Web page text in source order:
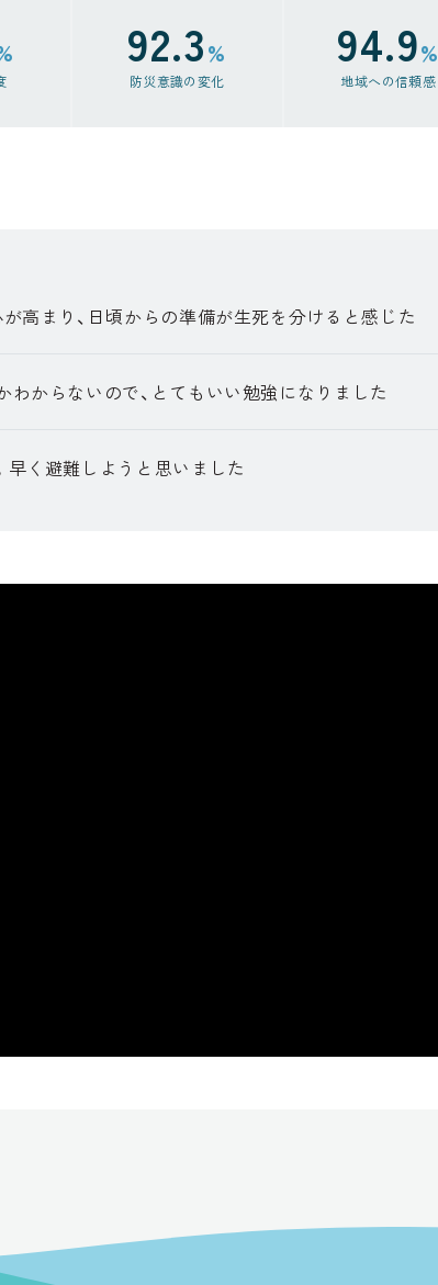
92.3%
防災意識の変化
94.9%
地域への信頼感
高まり、日頃からの準備が生死を分けると感じた
からないので、とてもいい勉強になりました
く避難しようと思いました